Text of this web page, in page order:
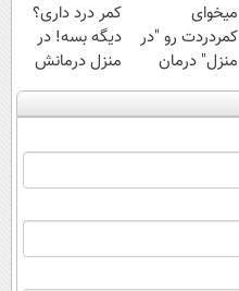
میخوای
کمردردت رو "در
منزل" درمان
کنی؟ (◂فیلم +
◂پرسش‌نامه)
کمر درد داری؟
دیگه بسه! در
منزل درمانش
کن
(◀پرسش‌نامه)